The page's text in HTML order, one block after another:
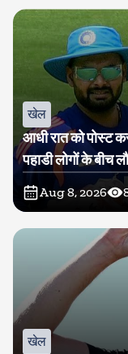
खेल
आधी रात को पोस्ट
पहाडी लोगों के बीच
Aug 8, 2026
खेल